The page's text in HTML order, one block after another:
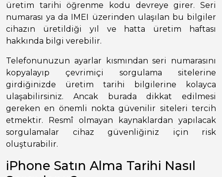
üretim tarihi öğrenme kodu devreye girer. Seri
numarası ya da IMEI üzerinden ulaşılan bu bilgiler
cihazın üretildiği yıl ve hatta üretim haftası
hakkında bilgi verebilir.
Telefonunuzun ayarlar kısmından seri numarasını
kopyalayıp çevrimiçi sorgulama sitelerine
girdiğinizde üretim tarihi bilgilerine kolayca
ulaşabilirsiniz. Ancak burada dikkat edilmesi
gereken en önemli nokta güvenilir siteleri tercih
etmektir. Resmî olmayan kaynaklardan yapılacak
sorgulamalar cihaz güvenliğiniz için risk
oluşturabilir.
iPhone Satın Alma Tarihi Nasıl